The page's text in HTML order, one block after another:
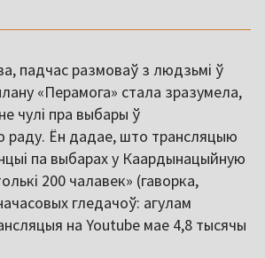
падчас размоваў з людзьмі ў
«Перамога» стала зразумела,
чулі пра выбары ў
раду. Ён дадае, што трансляцыю
па выбарах у Каардынацыйную
200 чалавек» (гаворка,
гледачоў: агулам
на Youtube мае 4,8 тысячы